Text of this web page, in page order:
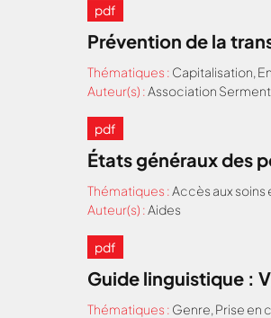
pdf
Prévention de la
Thématiques : Capitalisation,
Auteur(s) :Association Serment
pdf
États généraux des
Thématiques :Accès aux soins
Auteur(s) :Aides
pdf
Guide linguistique :
Thématiques : Genre, Prise en